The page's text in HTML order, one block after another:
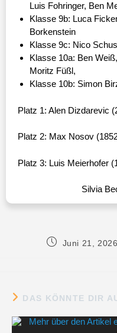
Luis Fohringer, Ben
Klasse 9b: Luca
Borkenstein
Klasse 9c: Nico
Klasse 10a: Ben
Moritz Füßl,
Klasse 10b: Simon
Platz 1: Alen Dizdarevic
Platz 2: Max Nosov
Platz 3: Luis Meierhofer
Silvia
Juni 21, 2026
DAS KÖNNTE DIR